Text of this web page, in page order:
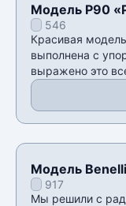
Модель P90
546
Красивая
выполнена с
выражено это
Модель
917
Мы решили с